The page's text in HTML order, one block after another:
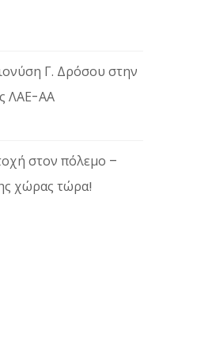
Γ. Δρόσου στην
ΛΑΕ-ΑΑ
στον πόλεμο –
χώρας τώρα!